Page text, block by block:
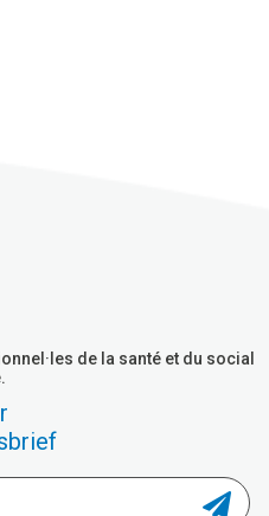
de la santé et du social